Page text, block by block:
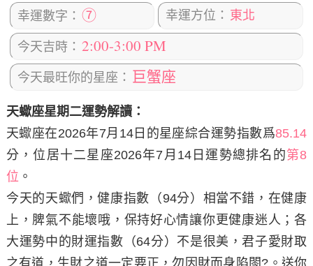
幸運數字： ⑦ 幸運方位： 東北
今天吉時： 2:00-3:00 PM
今天最旺你的星座： 巨蟹座
天蠍座星期二運勢解讀：
天蠍座在2026年7月14日 的星座綜合運勢指數爲85.14
分，位居十二星座2026年7月14日運勢總排名的第8
位 。
今天的天蠍們，健康指數（94分）相當不錯，在健康
上，脾氣不能壞哦，保持好心情讓你更健康迷人；各
大運勢中的財運指數（64分）不是很美，君子愛財取
之有道，生財之道一定要正，勿因財而身陷閝?。 送你